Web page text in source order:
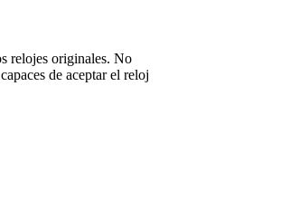
relojes originales. No
de aceptar el reloj